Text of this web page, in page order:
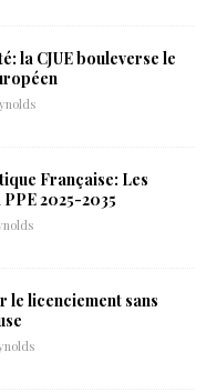
la CJUE bouleverse le
Française: Les
2025-2035
le licenciement sans